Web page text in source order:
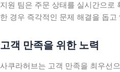
지원 팀은 주문 상태를 실시간으로
한 경우 즉각적인 문제 해결을 돕고
고객 만족을 위한 노력
사쿠라허브는 고객 만족을 최우선